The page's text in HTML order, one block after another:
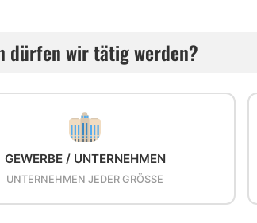
dürfen wir tätig werden?
GEWERBE / UNTERNEHMEN
UNTERNEHMEN JEDER GRÖSSE